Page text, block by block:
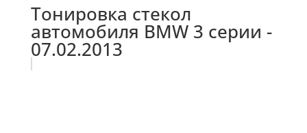
Тонировка стекол
автомобиля BMW 3 серии -
07.02.2013